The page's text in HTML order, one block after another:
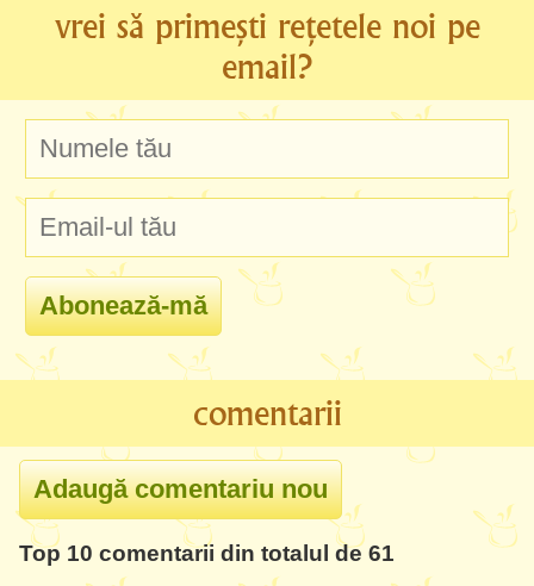
vrei să primești rețetele noi pe
email?
comentarii
Top 10 comentarii din totalul de 61